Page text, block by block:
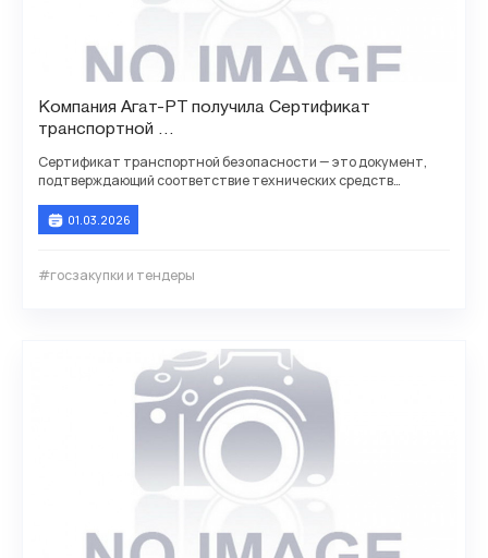
Компания Агат-РТ получила Сертификат
транспортной
Сертификат транспортной безопасности — это документ,
подтверждающий соответствие технических средств
01.03.2026
#госзакупки и тендеры